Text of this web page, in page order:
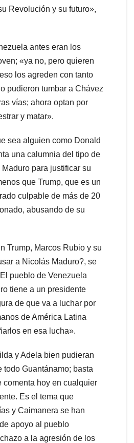
Revolución y su futuro»,
antes eran los
«ya no, pero quieren
los agreden con tanto
pudieron tumbar a Chávez
vías; ahora optan por
y matar».
sea alguien como Donald
una calumnia del tipo de
Maduro para justificar su
que Trump, que es un
culpable de más de 20
abusando de su
Trump, Marcos Rubio y su
a Nicolás Maduro?, se
pueblo de Venezuela
tiene a un presidente
de que va a luchar por
de América Latina
en esa lucha».
y Adela bien pudieran
todo Guantánamo; basta
comenta hoy en cualquier
Es el tema que
y Caimanera se han
apoyo al pueblo
a la agresión de los